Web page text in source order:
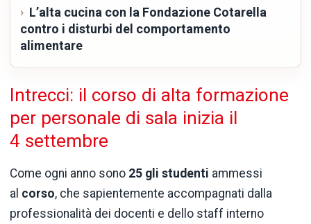
L’alta cucina con la Fondazione Cotarella
contro i disturbi del comportamento
alimentare
Intrecci: il corso di alta formazione
per personale di sala inizia il
4 settembre
Come ogni anno sono 25 gli studenti ammessi
al corso, che sapientemente accompagnati dalla
professionalità dei docenti e dello staff interno